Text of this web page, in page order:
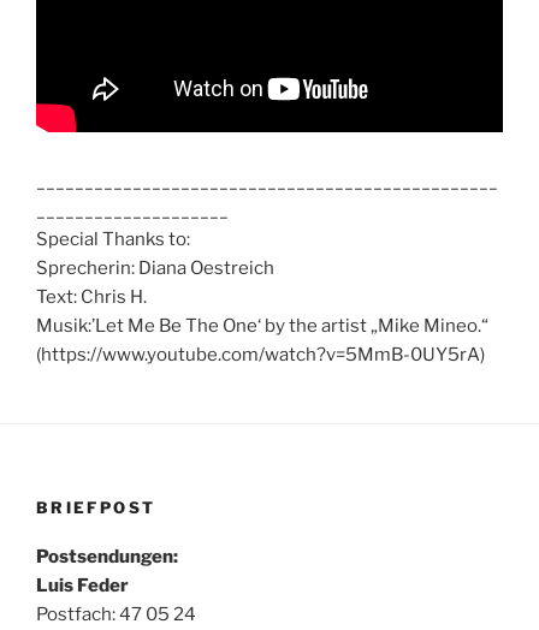
Special Thanks to:
Sprecherin: Diana Oestreich
Text: Chris H.
Musik:’Let Me Be The One‘ by the artist „Mike Mineo.“
(https://www.youtube.com/watch?v=5MmB-0UY5rA)
BRIEFPOST
Postsendungen:
Luis Feder
Postfach: 47 05 24